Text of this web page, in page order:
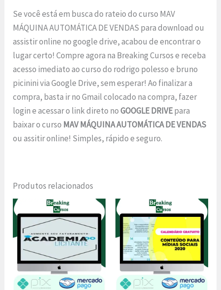
Se você está em busca do rateio do curso MAV
MÁQUINA AUTOMÁTICA DE VENDAS para download ou
assistir online no google drive, acabou de encontrar o
lugar certo! Compre agora na Breaking Cursos e receba
acesso imediato ao curso do rodrigo polesso e bruno
picinini via Google Drive, sem esperar! Ao finalizar a
compra, basta ir no Gmail colocado na compra, fazer
login e acessar o link direto noGOOGLE DRIVEpara
baixar o curso MAV MÁQUINA AUTOMÁTICA DE VENDAS
ou assitir online! Simples, rápido e seguro.
Produtos relacionados